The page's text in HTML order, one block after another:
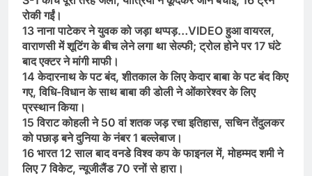
रोकी गईं।
13 नाना पाटेकर ने युवक को जड़ा थप्पड़…VIDEO हुआ वायरल,
वाराणसी में शूटिंग के बीच लेने लगा था सेल्फी; ट्रोल होने पर 17 घंटे
बाद एक्टर ने मांगी माफी।
14 केदारनाथ के पट बंद, शीतकाल के लिए केदार बाबा के पट बंद किए
गए, विधि-विधान के साथ बाबा की डोली ने ओंकारेश्वर के लिए
प्रस्थान किया।
15 विराट कोहली ने 50 वां शतक जड़ रचा इतिहास, सचिन तेंदुलकर
को पछाड़ बने दुनिया के नंबर 1 बल्लेबाज।
16 भारत 12 साल बाद वनडे विश्व कप के फाइनल में, मोहम्मद शमी ने
लिए 7 विकेट, न्यूजीलैंड 70 रनों से हारा।